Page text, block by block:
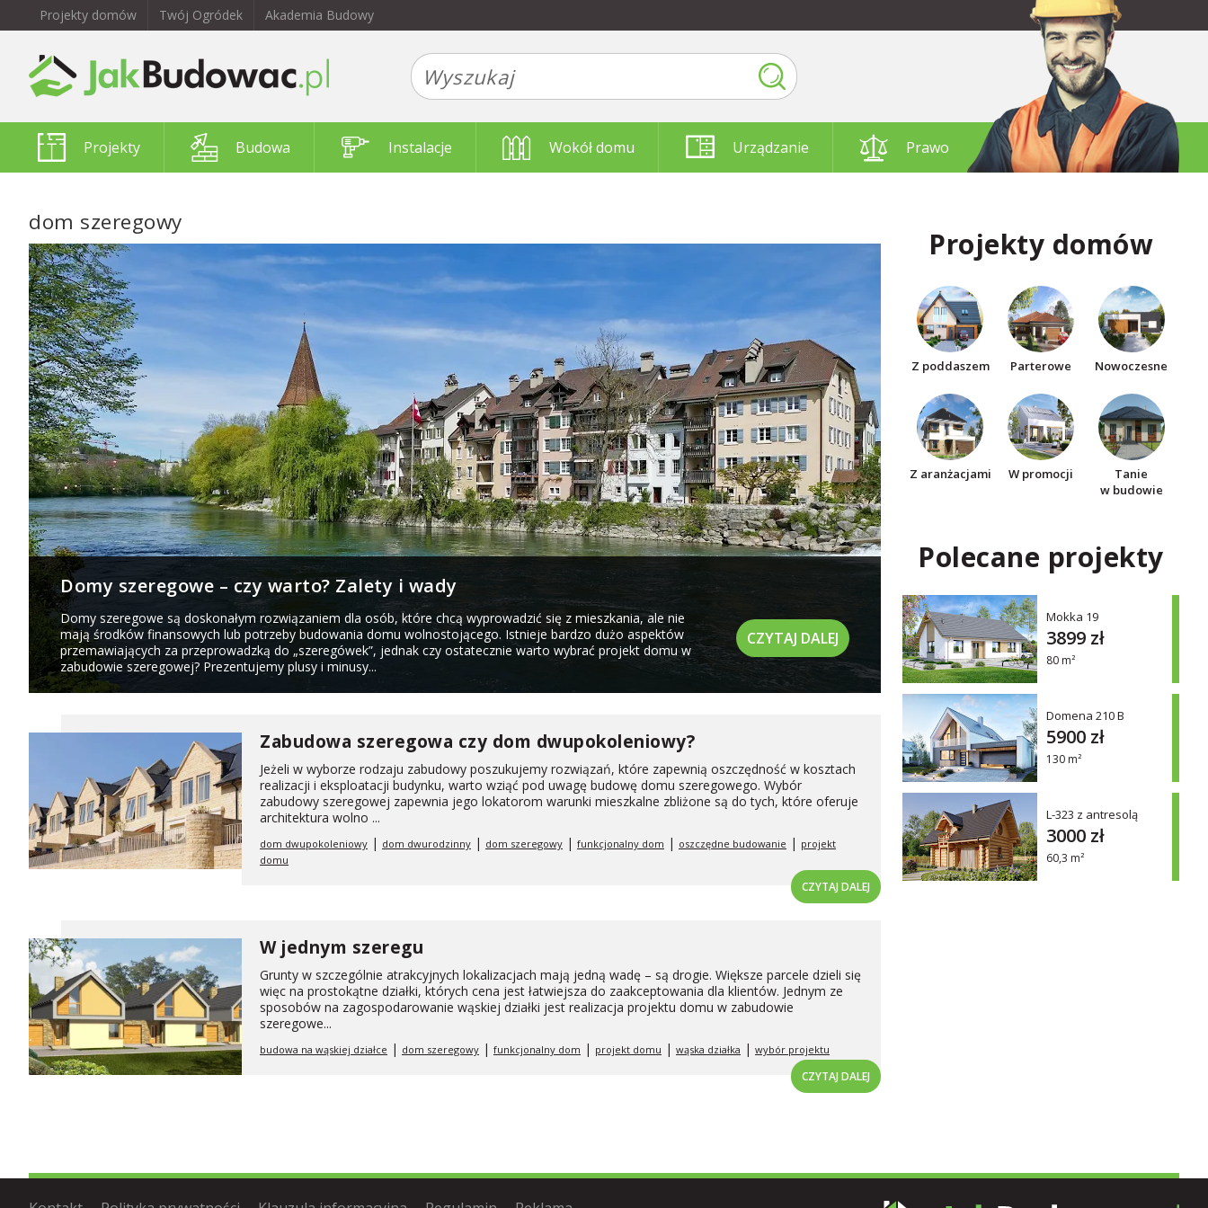
Projekty domów Twój Ogródek Akademia Budowy
Projekty Budowa Instalacje Wokół domu Urządzanie Prawo
dom szeregowy
Domy szeregowe – czy warto? Zalety i wady
Domy szeregowe są doskonałym rozwiązaniem dla osób, które chcą wyprowadzić się z mieszkania, ale nie
mają środków finansowych lub potrzeby budowania domu wolnostojącego. Istnieje bardzo dużo aspektów
przemawiających za przeprowadzką do „szeregówek”, jednak czy ostatecznie warto wybrać projekt domu w
zabudowie szeregowej? Prezentujemy plusy i minusy...
CZYTAJ DALEJ
Zabudowa szeregowa czy dom dwupokoleniowy?
Jeżeli w wyborze rodzaju zabudowy poszukujemy rozwiązań, które zapewnią oszczędność w kosztach
realizacji i eksploatacji budynku, warto wziąć pod uwagę budowę domu szeregowego. Wybór
zabudowy szeregowej zapewnia jego lokatorom warunki mieszkalne zbliżone są do tych, które oferuje
architektura wolno ...
dom dwupokoleniowy | dom dwurodzinny | dom szeregowy | funkcjonalny dom | oszczędne budowanie | projekt
domu
CZYTAJ DALEJ
W jednym szeregu
Grunty w szczególnie atrakcyjnych lokalizacjach mają jedną wadę – są drogie. Większe parcele dzieli się
więc na prostokątne działki, których cena jest łatwiejsza do zaakceptowania dla klientów. Jednym ze
sposobów na zagospodarowanie wąskiej działki jest realizacja projektu domu w zabudowie
szeregowe...
budowa na wąskiej działce | dom szeregowy | funkcjonalny dom | projekt domu | wąska działka | wybór projektu
CZYTAJ DALEJ
Projekty domów
Z poddaszem Parterowe Nowoczesne
Z aranżacjami W promocji
Tanie
w budowie
Polecane projekty
Mokka 19
80 m²
3899 zł
Domena 210 B
130 m²
5900 zł
L-323 z antresolą
60,3 m²
3000 zł